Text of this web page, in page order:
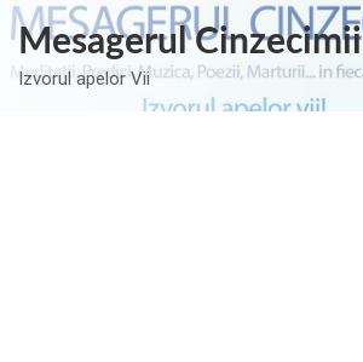
Skip
to
content
Mesagerul Cinzecimii
Izvorul apelor Vii